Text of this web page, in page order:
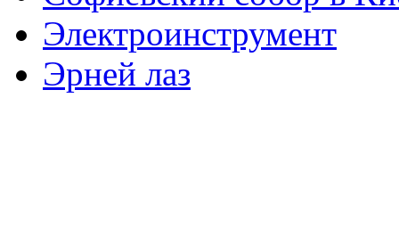
Электроинструмент
Эрней лаз